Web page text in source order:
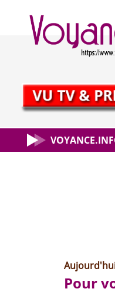
Pour